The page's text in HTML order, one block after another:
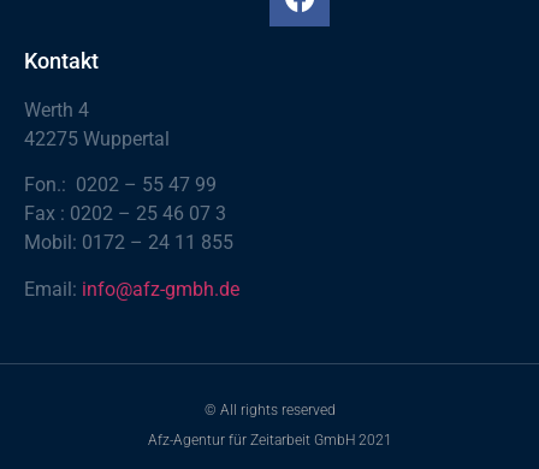
Kontakt
Werth 4
42275 Wuppertal
Fon.: 0202 – 55 47 99
Fax : 0202 – 25 46 07 3
Mobil: 0172 – 24 11 855
Email: info@afz-gmbh.de
© All rights reserved
Afz-Agentur für Zeitarbeit GmbH 2021